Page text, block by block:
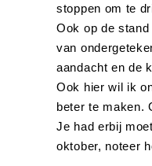
stoppen om te
Ook op de
van
aandacht en de
Ook hier wil ik
beter te maken.
Je had erbij
oktober,